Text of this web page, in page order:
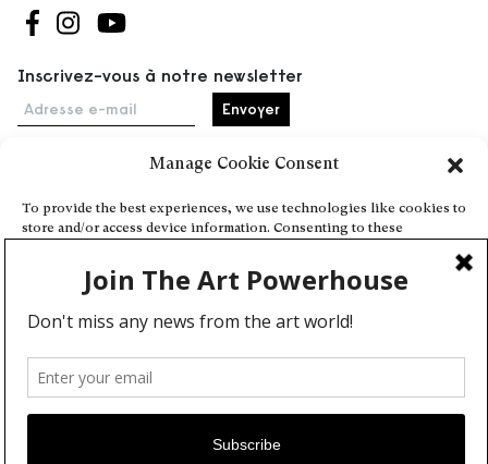
Manage Cookie Consent
To provide the best experiences, we use technologies like cookies to
store and/or access device information. Consenting to these
or unique IDs on this site. Not consenting or withdrawing consent,
may adversely affect certain features and functions.
Deny
View preferences
Suivez-nous sur Facebook
Suivez-nous sur Instagram
Suivez-nous sur Youtube
Inscrivez-vous à notre newsletter
Adresse e-mail
Accueil
Événements
À propos
Partenaires
Contact
Conditions générales
Confidentialité et cookies
Communiquer votre événement